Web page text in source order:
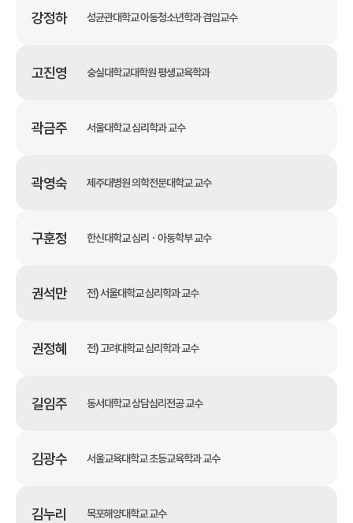
강정하 성균관대학교 아동청소년학과 겸임교수
고진영 숭실대학교대학원 평생교육학과
곽금주 서울대학교 심리학과 교수
곽영숙 제주대병원 의학전문대학교 교수
구훈정 한신대학교 심리ㆍ아동학부 교수
권석만 전) 서울대학교 심리학과 교수
권정혜 전) 고려대학교 심리학과 교수
길임주 동서대학교 상담심리전공 교수
김광수 서울교육대학교 초등교육학과 교수
김누리 목포해양대학교 교수